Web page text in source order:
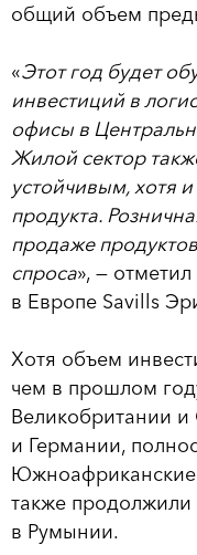
общий объем
«Этот год будет
инвестиций в
офисы в
Жилой сектор
устойчивым, хотя
продукта.
продаже
спроса», —
в Европе Savills
Хотя объем
чем в прошлом
Великобритании
и Германии,
Южноафриканские
также продолжили
в Румынии.